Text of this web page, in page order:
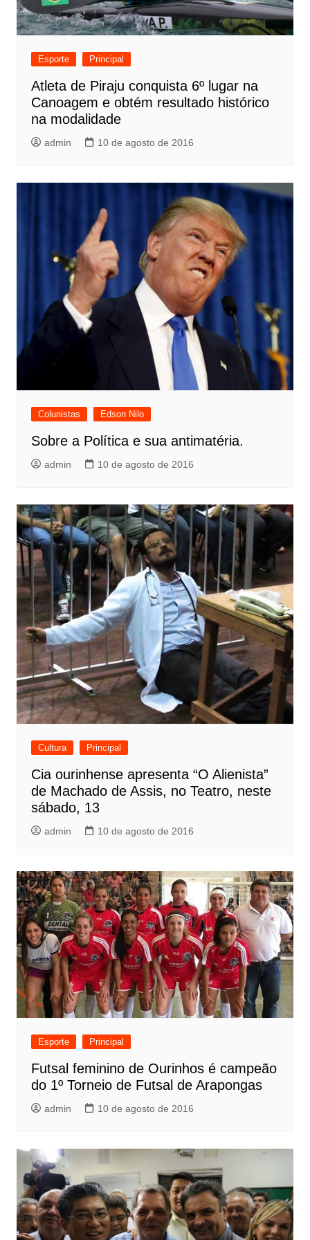
Esporte Principal
Atleta de Piraju conquista 6º lugar na
Canoagem e obtém resultado histórico
na modalidade
admin 10 de agosto de 2016
Colunistas Edson Nilo
Sobre a Política e sua antimatéria.
admin 10 de agosto de 2016
Cultura Principal
Cia ourinhense apresenta “O Alienista”
de Machado de Assis, no Teatro, neste
sábado, 13
admin 10 de agosto de 2016
Esporte Principal
Futsal feminino de Ourinhos é campeão
do 1º Torneio de Futsal de Arapongas
admin 10 de agosto de 2016